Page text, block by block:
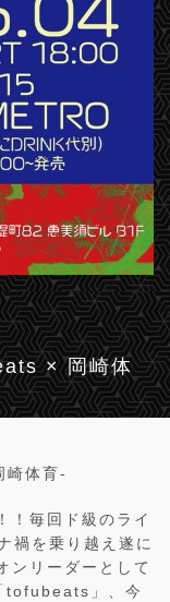
× 岡崎体
体育-
！毎回ド級のライ
禍を乗り越え遂に
ンリーダーとして
tofubeats」、今